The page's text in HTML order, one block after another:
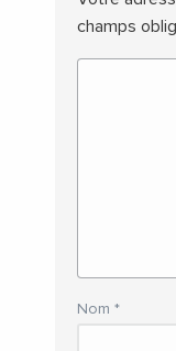
champs
Nom *